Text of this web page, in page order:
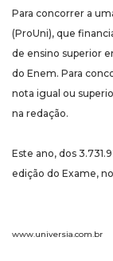
Para concorrer a
(ProUni), que
de ensino superior
do Enem. Para
nota igual ou
na redação.
Este ano, dos
edição do Exame,
www.universia.com.br